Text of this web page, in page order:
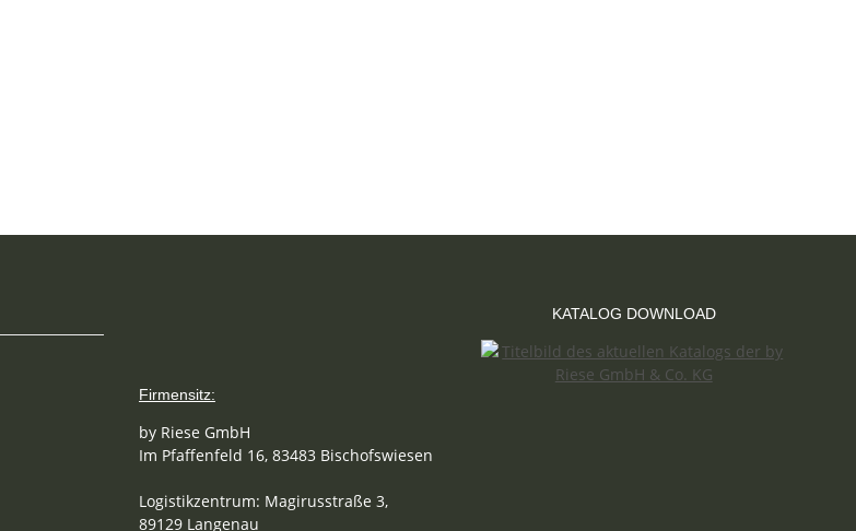
Firmensitz:
by Riese GmbH
Im Pfaffenfeld 16, 83483 Bischofswiesen
Logistikzentrum: Magirusstraße 3,
89129 Langenau
KATALOG DOWNLOAD